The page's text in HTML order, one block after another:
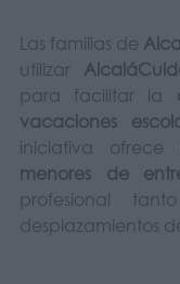
Las familias de
utilizar
para facilitar la
vacaciones
iniciativa ofrece
menores de
profesional
desplazamientos